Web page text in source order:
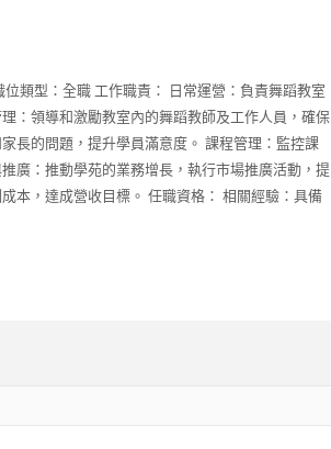
類型：全職 工作職責： 日常運營：負責舞蹈教室
：領導和激勵教室內的舞蹈教師及工作人員，確保
長的問題，提升學員滿意度。 課程管理：監控課
廣：推動學苑的業務增長，執行市場推廣活動，提
本，達成營收目標。 任職資格： 相關經驗：具備